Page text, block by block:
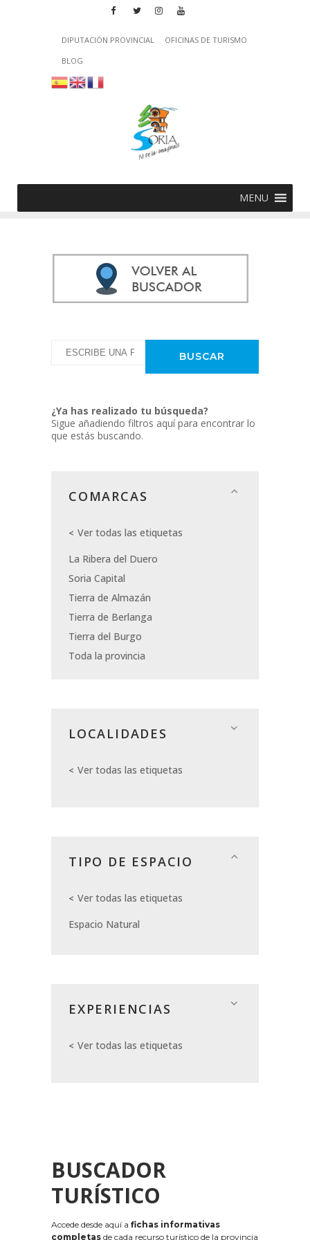
DIPUTACIÓN PROVINCIAL
OFICINAS DE TURISMO
BLOG
MENU
¿Ya has realizado tu búsqueda?
Sigue añadiendo filtros aquí para encontrar lo
que estás buscando.
COMARCAS
Ver todas las etiquetas
La Ribera del Duero
Soria Capital
Tierra de Almazán
Tierra de Berlanga
Tierra del Burgo
Toda la provincia
LOCALIDADES
Ver todas las etiquetas
TIPO DE ESPACIO
Ver todas las etiquetas
Espacio Natural
EXPERIENCIAS
Ver todas las etiquetas
BUSCADOR
TURÍSTICO
Accede desde aquí a fichas informativas
completas de cada recurso turístico de la provincia